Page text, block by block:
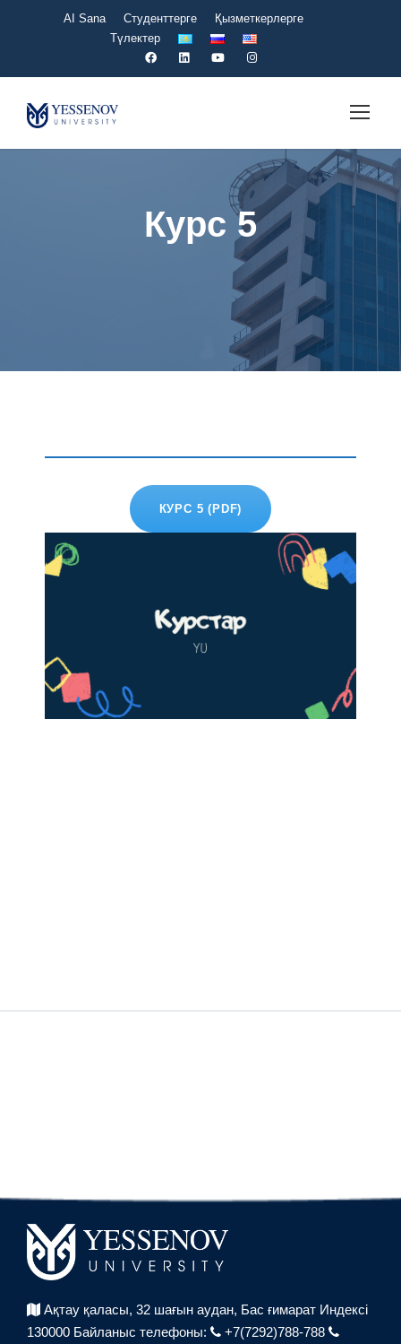
AI Sana Студенттерге
Қызметкерлерге
Түлектер
Курс 5
КУРС 5 (PDF)
Ақтау қаласы, 32 шағын аудан, Бас ғимарат Индексі
130000 Байланыс телефоны:
+7(7292)788-788